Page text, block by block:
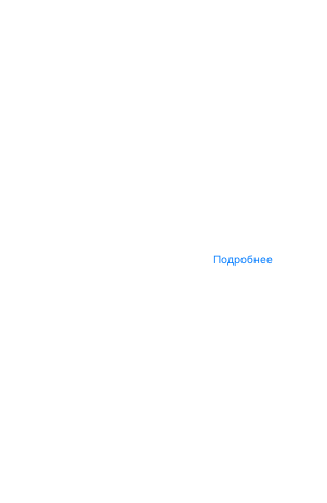
Подробнее